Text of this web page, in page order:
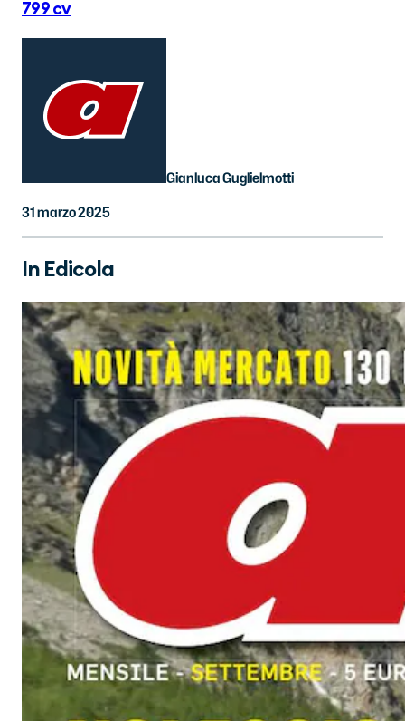
799 cv
Gianluca Guglielmotti
31 marzo 2025
In Edicola